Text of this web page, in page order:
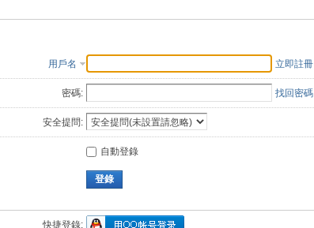
用戶名 立即註冊
密碼: 找回密碼
安全提問:
自動登錄
登錄
快捷登錄: